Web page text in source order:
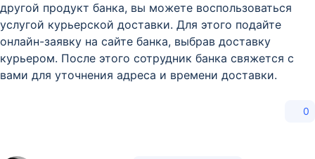
другой продукт банка, вы можете воспользоваться
услугой курьерской доставки. Для этого подайте
онлайн-заявку на сайте банка, выбрав доставку
курьером. После этого сотрудник банка свяжется с
вами для уточнения адреса и времени доставки.
0